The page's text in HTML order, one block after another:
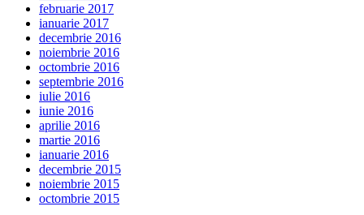
februarie 2017
ianuarie 2017
decembrie 2016
noiembrie 2016
octombrie 2016
septembrie 2016
iulie 2016
iunie 2016
aprilie 2016
martie 2016
ianuarie 2016
decembrie 2015
noiembrie 2015
octombrie 2015